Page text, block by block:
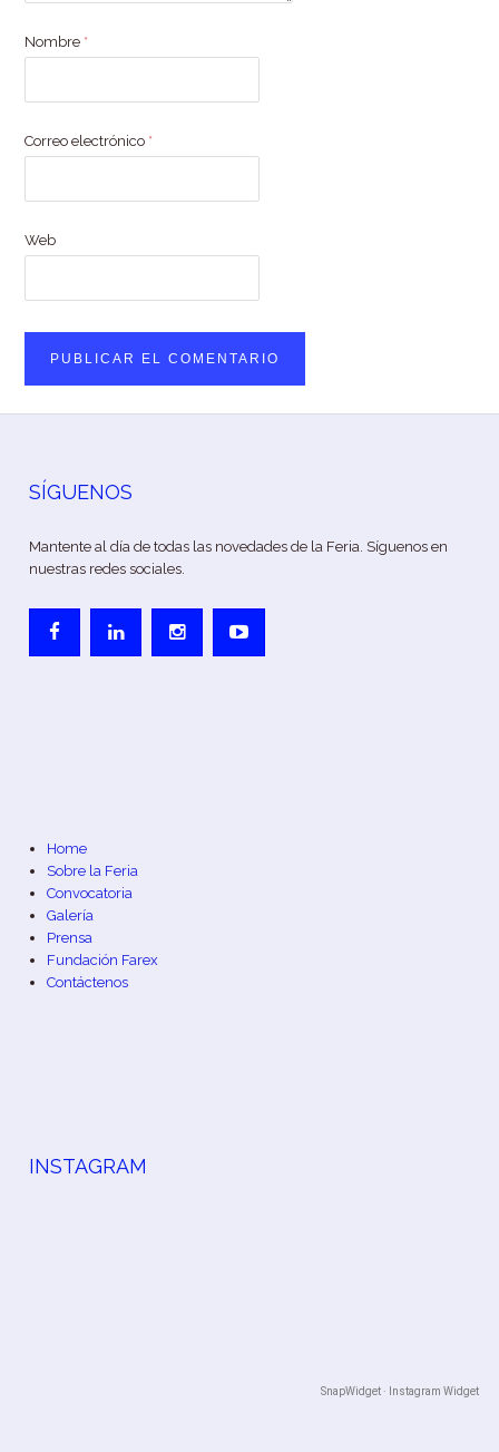
Nombre *
Correo electrónico *
Web
SÍGUENOS
Mantente al día de todas las novedades de la Feria. Síguenos en
nuestras redes sociales.
Home
Sobre la Feria
Convocatoria
Galería
Prensa
Fundación Farex
Contáctenos
INSTAGRAM
SnapWidget · Instagram Widget